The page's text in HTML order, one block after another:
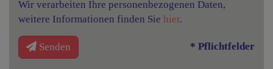
Wir verarbeiten Ihre personenbezogenen Daten,
weitere Informationen finden Sie hier.
Senden * Pflichtfelder